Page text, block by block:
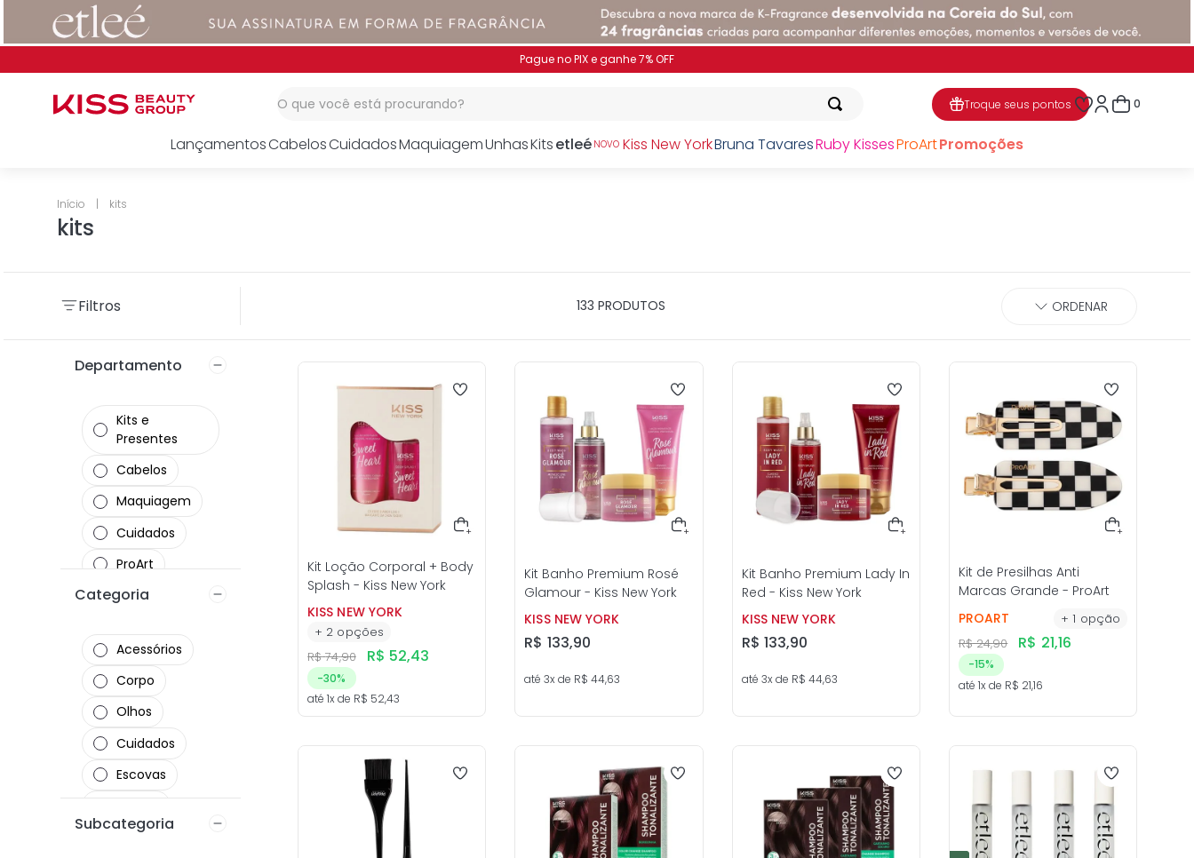
O que você está procurando?
Troque seus pontos 0
LançamentosCabelosCuidadosMaquiagemUnhasKitsetleé NOVO Kiss New YorkBruna TavaresRuby KissesProArtPromoções
kits
kits
Filtros
Departamento
Kits e
Presentes
Cabelos
Maquiagem
Cuidados
ProArt
Unhas
Categoria
Acessórios
Corpo
Olhos
Cuidados
Escovas
Eletrônicos
Subcategoria
133PRODUTOS
Kit Loção Corporal + Body
Splash - Kiss New York
KISS NEW YORK
+ 2 opções
R$ 74,90 R$ 52,43
-30%
até1x de R$ 52,43
Kit Banho Premium Rosé
Glamour - Kiss New York
KISS NEW YORK
R$ 133,90
até3x de R$ 44,63
Kit Banho Premium Lady In
Red - Kiss New York
KISS NEW YORK
R$ 133,90
até 3x de R$ 44,63
Kit de Presilhas Anti
Marcas Grande - ProArt
PROART
+1 opção
R$ 24,90 R$ 21,16
-15%
até 1x de R$ 21,16
corretivo
2º impress
3º body splash